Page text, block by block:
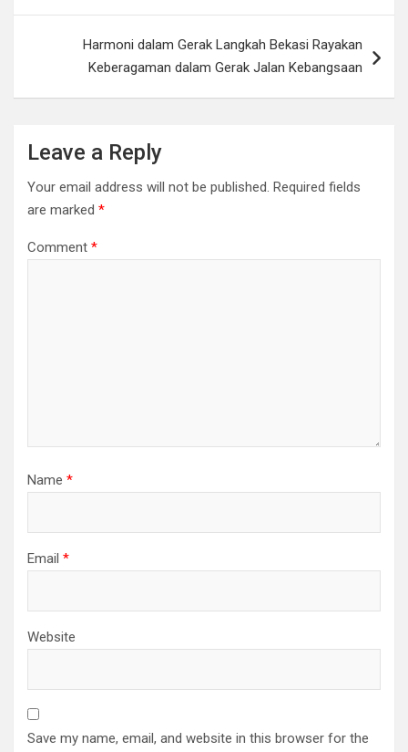
p
Harmoni dalam Gerak Langkah Bekasi Rayakan
Keberagaman dalam Gerak Jalan Kebangsaan
Leave a Reply
Your email address will not be published. Required fields
are marked *
Comment *
Name *
Email *
Website
Save my name, email, and website in this browser for the